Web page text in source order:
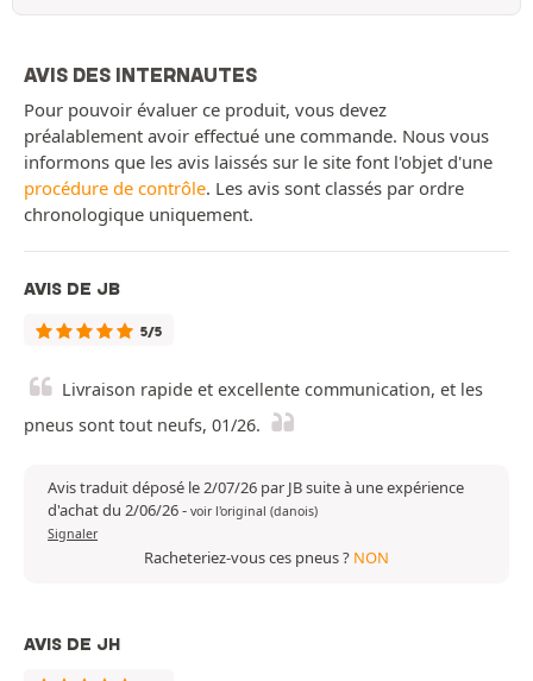
AVIS DES INTERNAUTES
Pour pouvoir évaluer ce produit, vous devez
préalablement avoir effectué une commande. Nous vous
informons que les avis laissés sur le site font l'objet d'une
procédure de contrôle. Les avis sont classés par ordre
chronologique uniquement.
AVIS DE JB
5/5
Livraison rapide et excellente communication, et les
pneus sont tout neufs, 01/26.
Avis traduit déposé le 2/07/26 par JB suite à une expérience
d'achat du 2/06/26- voir l'original (danois)
Signaler
Racheteriez-vous ces pneus ? NON
AVIS DE JH